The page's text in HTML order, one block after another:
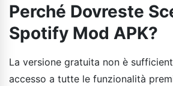
Perché Dovreste
Spotify Mod APK?
La versione gratuita non è
accesso a tutte le funzionalità